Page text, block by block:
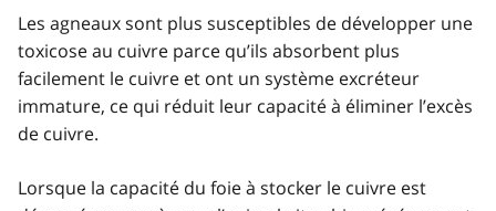
Les agneaux sont plus susceptibles de développer une
toxicose au cuivre parce qu’ils absorbent plus
facilement le cuivre et ont un système excréteur
immature, ce qui réduit leur capacité à éliminer l’excès
de cuivre.
Lorsque la capacité du foie à stocker le cuivre est